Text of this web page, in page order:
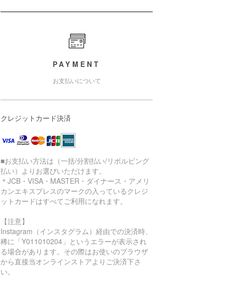
PAYMENT
お支払いについて
クレジットカード決済
■お支払い方法は（一括/分割払い/リボルビング
払い）よりお選びいただけます。
＊JCB・VISA・MASTER・ダイナース・アメリ
カンエキスプレスのマークの入っているクレジ
ットカードはすべてご利用になれます。
【注意】
Instagram（インスタグラム）経由での決済時、
稀に「Y011010204」というエラーが表示され
る場合があります。その際はお使いのブラウザ
から直接当オンラインストアよりご決済下さ
い。